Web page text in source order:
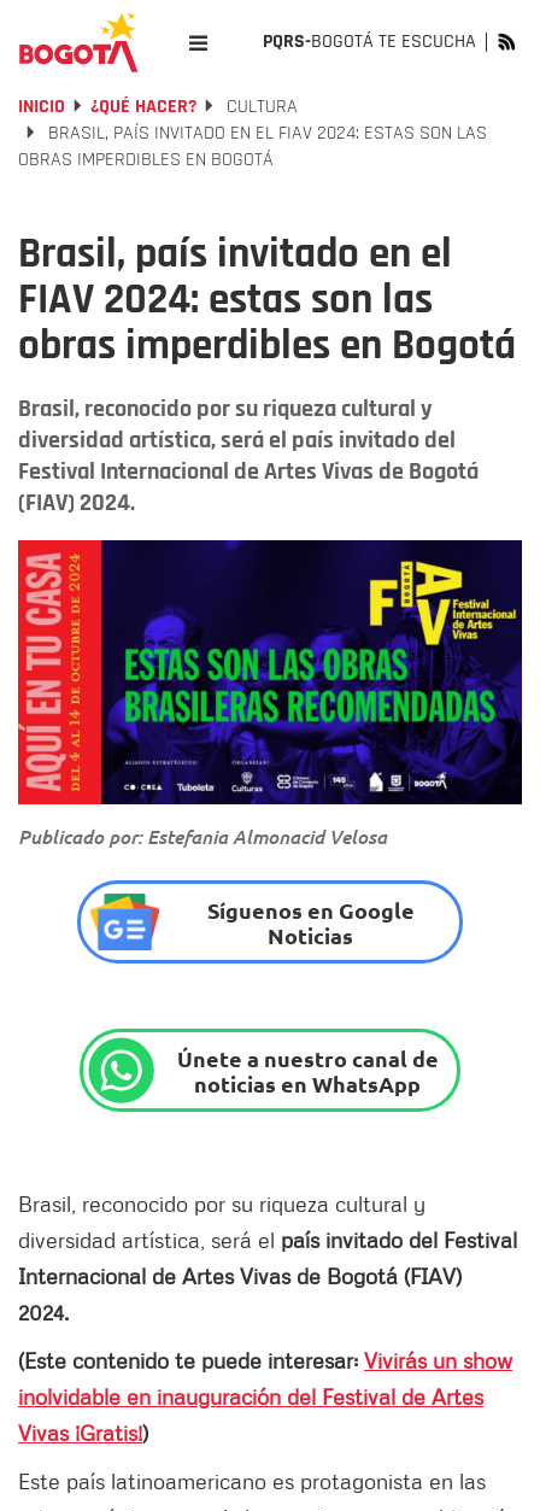
PQRS-BOGOTÁ TE ESCUCHA
INICIO ¿QUÉ HACER?
CULTURA
BRASIL, PAÍS INVITADO EN EL FIAV 2024: ESTAS SON LAS
OBRAS IMPERDIBLES EN BOGOTÁ
Brasil, país invitado en el
FIAV 2024: estas son las
obras imperdibles en Bogotá
Brasil, reconocido por su riqueza cultural y
diversidad artística, será el país invitado del
Festival Internacional de Artes Vivas de Bogotá
(FIAV) 2024.
Publicado por: Estefania Almonacid Velosa
Síguenos en Google
Noticias
Únete a nuestro canal de
noticias en WhatsApp
Brasil, reconocido por su riqueza cultural y
diversidad artística, será el país invitado del Festival
Internacional de Artes Vivas de Bogotá (FIAV)
2024.
(Este contenido te puede interesar: Vivirás un show
inolvidable en inauguración del Festival de Artes
Vivas ¡Gratis!)
Este país latinoamericano es protagonista en las